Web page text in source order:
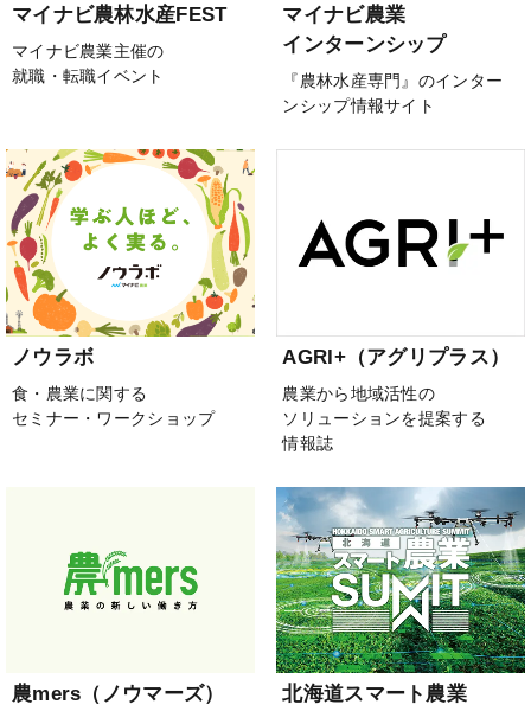
マイナビ農林水産FEST
マイナビ農業主催の
就職・転職イベント
マイナビ農業
インターンシップ
『農林水産専門』のインター
ンシップ情報サイト
ノウラボ
食・農業に関する
セミナー・ワークショップ
AGRI+（アグリプラス）
農業から地域活性の
ソリューションを提案する
情報誌
農mers（ノウマーズ）
北海道スマート農業